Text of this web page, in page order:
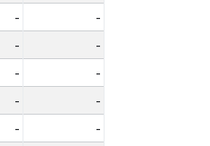
-
-
-
-
-
-
-
-
-
-